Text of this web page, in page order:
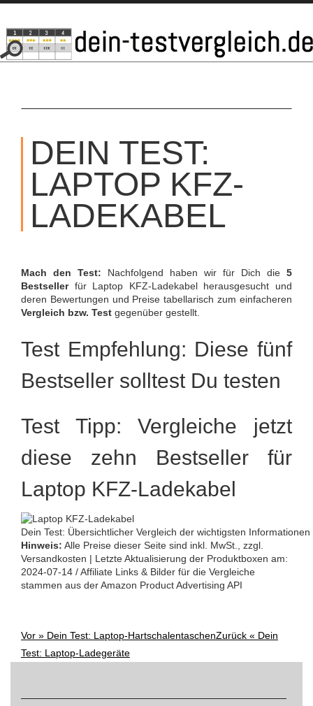
SKIP
CONTENT
DEIN TEST:
LAPTOP KFZ-
LADEKABEL
Mach den Test: Nachfolgend haben wir für Dich die 5
Bestsellerfür Laptop KFZ-Ladekabel herausgesucht und
deren Bewertungen und Preise tabellarisch zum einfacheren
Vergleich bzw. Test gegenüber gestellt.
Test Empfehlung: Diese fünf
Bestseller solltest Du testen
Test Tipp: Vergleiche jetzt
diese zehn Bestseller für
Laptop KFZ-Ladekabel
Dein Test: Übersichtlicher Vergleich der wichtigsten
Hinweis: Alle Preise dieser Seite sind inkl. MwSt., zzgl.
Versandkosten | Letzte Aktualisierung der Produktboxen am:
2024-07-14 / Affiliate Links & Bilder für die Vergleiche
stammen aus der Amazon Product Advertising API
Post
Vor » Dein Test: Laptop-HartschalentaschenZurück « Dein
Test: Laptop-Ladegeräte